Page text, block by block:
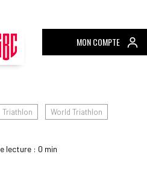
MON COMPTE
Triathlon World Triathlon
lecture : 0 min